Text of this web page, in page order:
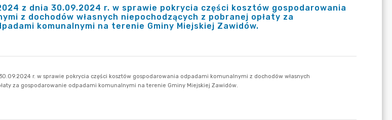
z dnia 30.09.2024 r. w sprawie pokrycia części kosztów gospodarowania
z dochodów własnych niepochodzących z pobranej opłaty za
komunalnymi na terenie Gminy Miejskiej Zawidów.